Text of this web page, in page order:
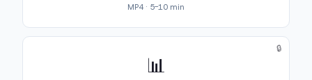
MP4 · 5-10 min
📊
🔒